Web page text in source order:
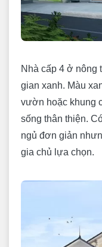
Nhà cấp 4 ở nông
gian xanh. Màu
vườn hoặc khung
sống thân thiện.
ngủ đơn giản
gia chủ lựa chọn.